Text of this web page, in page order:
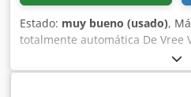
Estado: muy bueno (usado),
totalmente automática De Vree
20 litros Dispositivo automático
Dispositivo automático para
Sgsfpek En excelente estado,